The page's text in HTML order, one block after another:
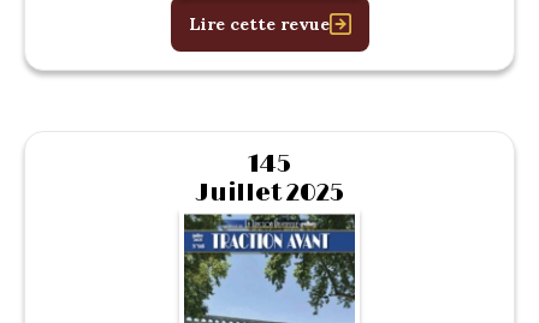
Lire cette revue
145
Juillet 2025